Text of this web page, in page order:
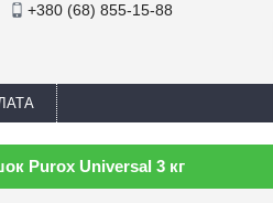
+380 (68) 855-15-88
Purox Universal 3 кг